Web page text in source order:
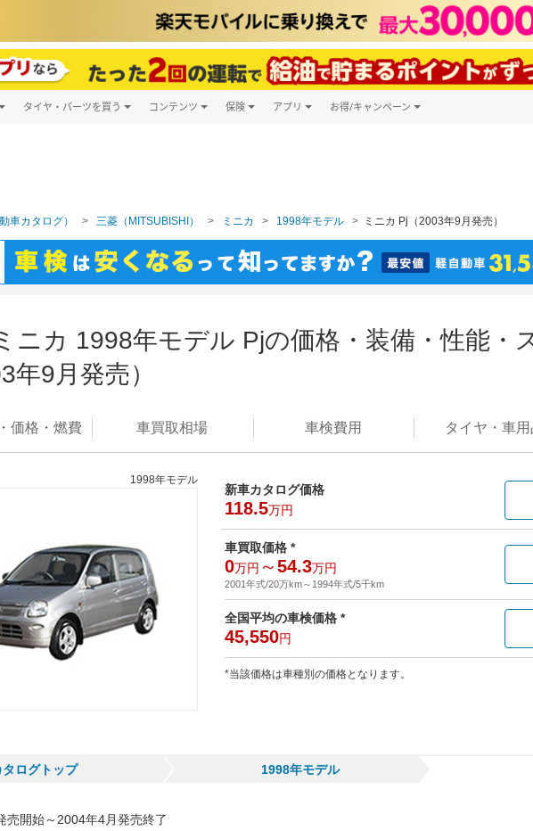
タイヤ・パーツを買う コンテンツ 保険 アプリ お得/キャンペーン
車カタログ） 三菱（MITSUBISHI） ミニカ 1998年モデル ミニカ Pj（2003年9月発売）
ニカ 1998年モデル Pjの価格・装備・性能・
年9月発売）
価格・燃費 車買取相場 車検費用 タイヤ・ 車用
1998年モデル
新車カタログ価格
118.5万円
車買取価格 *
0万円 ～54.3万円
2001年式/20万km～ 1994年式/5千km
全国平均の車検価格 *
45,550円
*当該価格は車種別の価格となります。
タログトップ 1998年モデル
売開始～2004年4月発売終了